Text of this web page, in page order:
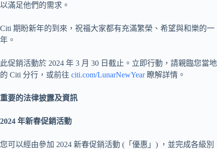
以滿足他們的需求。
Citi 期盼新年的到來，祝福大家都有充滿繁榮、希望與和樂的一
年。
此促銷活動於 2024 年 3 月 30 日截止。立即行動，請親臨您當地
的 Citi 分行，或前往 citi.com/LunarNewYear瞭解詳情。
重要的法律披露及資訊
2024 年新春促銷活動
您可以經由參加 2024 新春促銷活動 (「優惠」) ，並完成各級別